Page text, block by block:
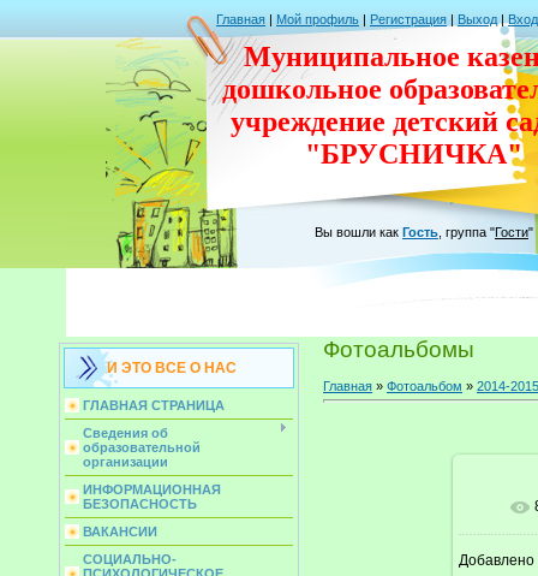
Главная | Мой профиль | Регистрация | Выход | Вход
Муниципальное
дошкольное
учреждение детский
"БРУСНИЧКА"
Вы вошли как Гость группа "Гости"
И ЭТО ВСЕ О НАС
ГЛАВНАЯ СТРАНИЦА
Сведения об
образовательной
организации
ИНФОРМАЦИОННАЯ
БЕЗОПАСНОСТЬ
ВАКАНСИИ
СОЦИАЛЬНО-
Фотоальбомы
Главная » Фотоальбом » 2014-
Добавлено